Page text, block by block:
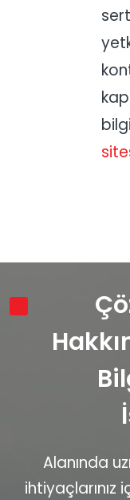
Alanında
ihtiyaçlarınız